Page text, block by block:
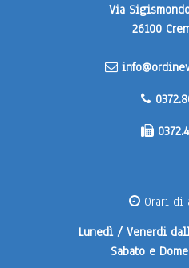
Via
26100
Orari di
Lunedì / Venerdi
Sabato e